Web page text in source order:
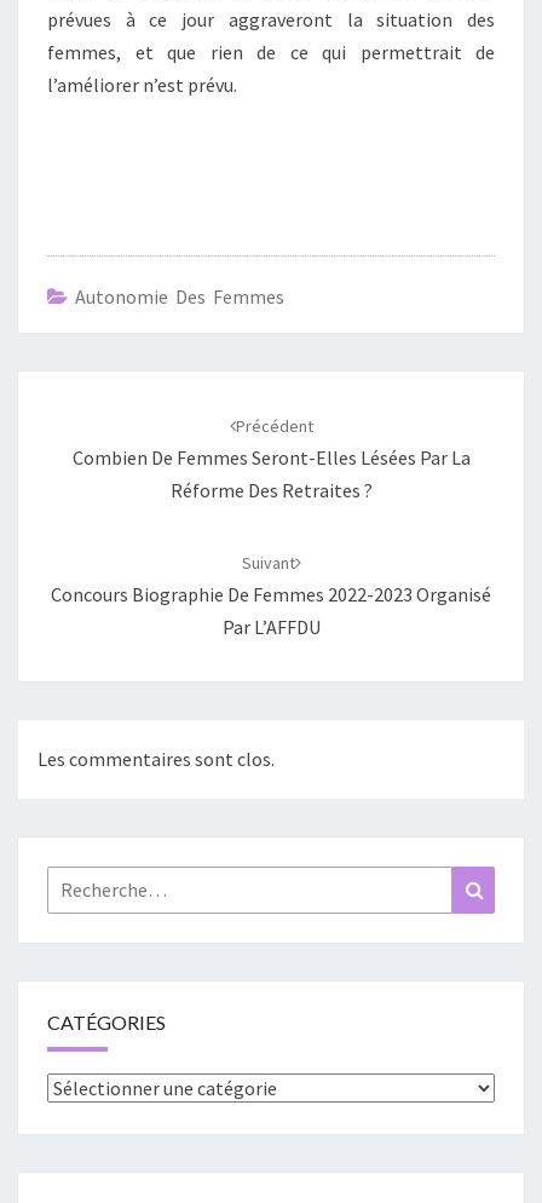
prévues à ce jour aggraveront la situation des
femmes, et que rien de ce qui permettrait de
l’améliorer n’est prévu.
Autonomie Des Femmes
Précédent
Combien De Femmes Seront-Elles Lésées Par La
Réforme Des Retraites ?
Suivant
Concours Biographie De Femmes 2022-2023 Organisé
Par L’AFFDU
Les commentaires sont clos.
Rechercher :
CATÉGORIES
Catégories